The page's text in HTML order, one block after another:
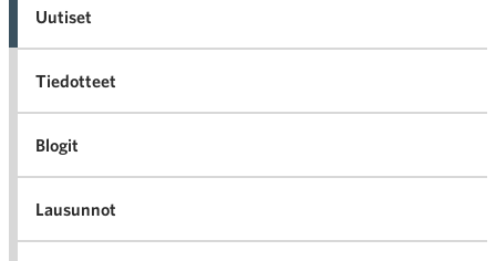
Uutiset
Tiedotteet
Blogit
Lausunnot